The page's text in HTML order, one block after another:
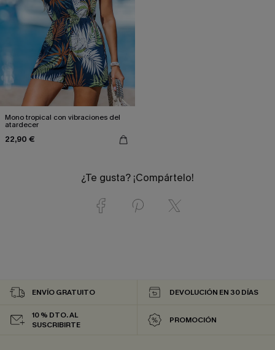
Mono tropical con vibraciones del
atardecer
22,90 €
¿Te gusta? ¡Compártelo!
ENVÍO GRATUITO DEVOLUCIÓN EN 30 DÍAS
10 % DTO. AL
SUSCRIBIRTE
PROMOCIÓN